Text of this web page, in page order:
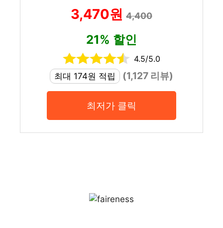
3,470원 4,400
21% 할인
4.5/5.0
최대 174원 적립
(1,127 리뷰)
최저가 클릭